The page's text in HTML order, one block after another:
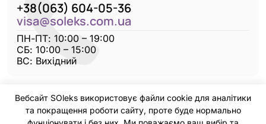
+38(063) 604-05-36
visa@soleks.com.ua
ПН-ПТ: 10:00 – 19:00
CБ: 10:00 – 15:00
ВС: Вихідний
Вебсайт SOleks використовує файли cookie для аналітики
та покращення роботи сайту, проте буде нормально